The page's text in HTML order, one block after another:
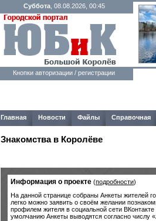
Суббота, 08.08.2026, 00:45
Кнопки авторизации / регистрации
Главная Новости Файлы Справочная
Знакомства в Королёве
Информация о проекте (подробности)
На данной странице собраны Анкеты жителей
легко можно заявить о своём желании
профилем жителя в социальной сети
умолчанию Анкеты выводятся согласно числу